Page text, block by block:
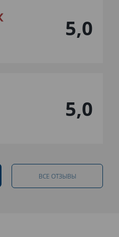
5,0
5,0
ВСЕ ОТЗЫВЫ